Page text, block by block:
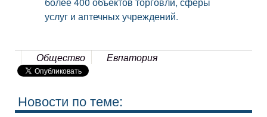
услуг и аптечных учреждений.
Общество Евпатория
Новости по теме: